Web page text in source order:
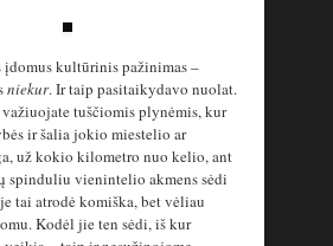
įdomus kultūrinis pažinimas –
niekur. Ir taip pasitaikydavo nuolat.
tuščiomis plynėmis, kur
ir šalia jokio miestelio ar
už kokio kilometro nuo kelio, ant
spinduliu vienintelio akmens sėdi
tai atrodė komiška, bet vėliau
Kodėl jie ten sėdi, iš kur